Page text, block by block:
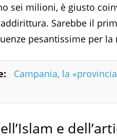
sei milioni, è giusto
Sarebbe il
pesantissime per
Campania, la
e